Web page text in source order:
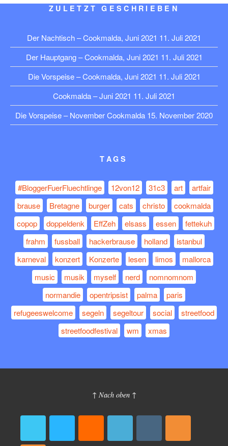
ZULETZT GESCHRIEBEN
Der Nachtisch – Cookmalda, Juni 2021 11. Juli 2021
Der Hauptgang – Cookmalda, Juni 2021 11. Juli 2021
Die Vorspeise – Cookmalda, Juni 2021 11. Juli 2021
Cookmalda – Juni 2021 11. Juli 2021
Die Vorspeise – November Cookmalda 15. November 2020
TAGS
#BloggerFuerFluechtlinge 12von12 31c3 art
artfair
brause
Bretagne burger cats christo
cookmalda
copop
doppeldenk EffZeh elsass essen
fettekuh
frahm
fussball hackerbrause holland
istanbul
karneval
konzert Konzerte lesen limos
mallorca
music
musik myself nerd
nomnomnom
normandie
opentripsist palma
paris
refugeeswelcome
segeln segeltour social
streetfood
streetfoodfestival
wm xmas
↑ Nach oben ↑